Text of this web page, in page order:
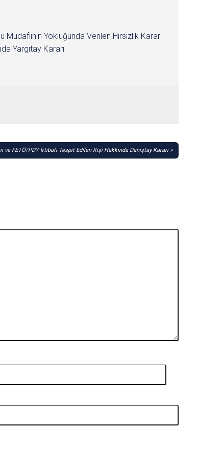
Müdafiinin Yokluğunda Verilen Hırsızlık Kararı
Yargıtay Kararı
ve FETÖ/PDY İrtibatı Tespit Edilen Kişi Hakkında Danıştay Kararı